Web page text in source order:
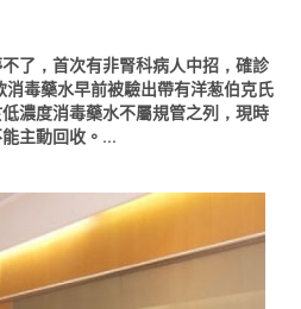
了，首次有非腎科病人中招，確診
毒藥水早前被驗出帶有洋葱伯克氏
濃度消毒藥水不屬規管之列，現時
主動回收。...